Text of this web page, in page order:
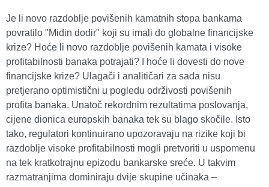
Je li novo razdoblje povišenih kamatnih stopa bankama
povratilo "Midin dodir" koji su imali do globalne financijske
krize? Hoće li novo razdoblje povišenih kamata i visoke
profitabilnosti banaka potrajati? I hoće li dovesti do nove
financijske krize? Ulagači i analitičari za sada nisu
pretjerano optimistični u pogledu održivosti povišenih
profita banaka. Unatoč rekordnim rezultatima poslovanja,
cijene dionica europskih banaka tek su blago skočile. Isto
tako, regulatori kontinuirano upozoravaju na rizike koji bi
razdoblje visoke profitabilnosti mogli pretvoriti u uspomenu
na tek kratkotrajnu epizodu bankarske sreće. U takvim
razmatranjima dominiraju dvije skupine učinaka –